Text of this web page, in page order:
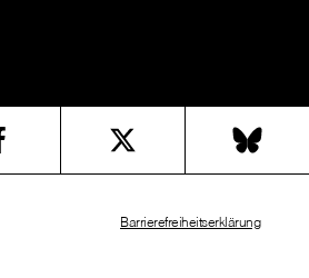
Barrierefreiheitserklärung